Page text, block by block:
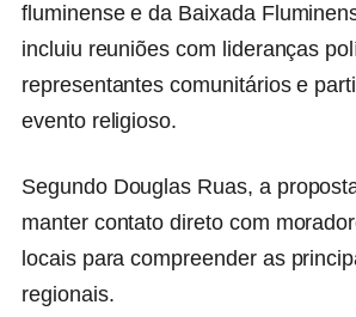
fluminense e da Baixada
incluiu reuniões com lideranças
representantes comunitários e
evento religioso.
Segundo Douglas Ruas, a
manter contato direto com
locais para compreender as
regionais.